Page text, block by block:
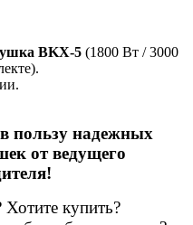
BKX-5 (1800 Вт / 3000
пользу надежных
от ведущего
купить?